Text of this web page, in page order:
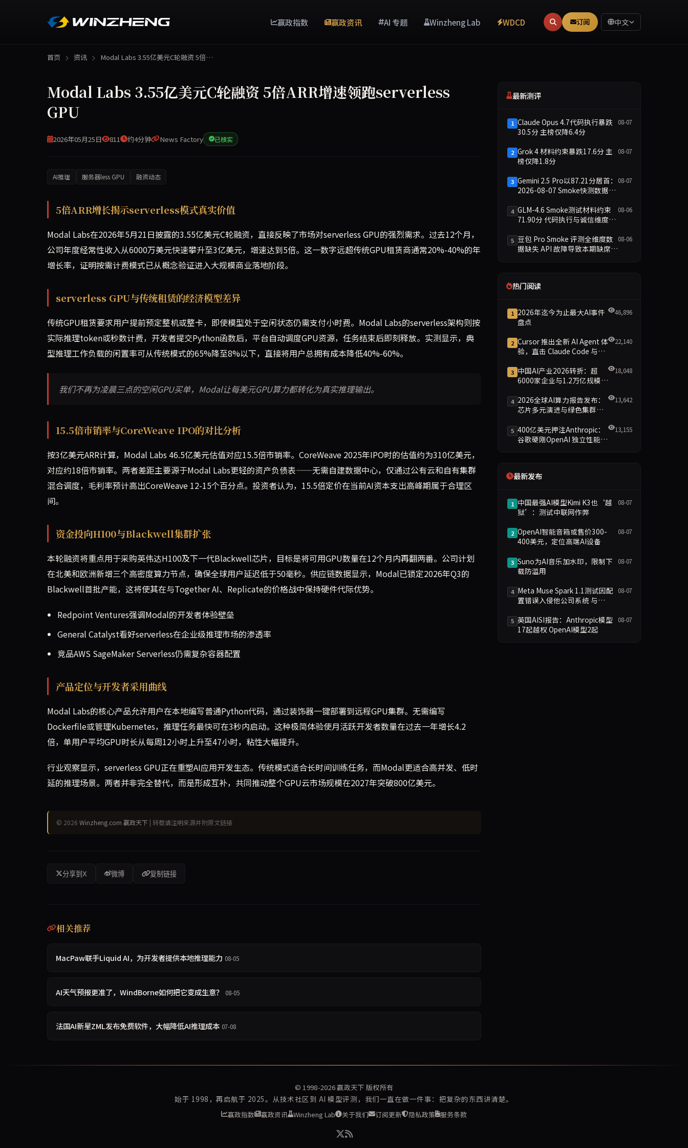
赢政指数 赢政资讯 AI 专题 Winzheng Lab WDCD 订阅 中文
首页 资讯 Modal Labs 3.55亿美元C轮融资 5倍…
Modal Labs 3.55亿美元C轮融资 5倍ARR增速领跑serverless
GPU
2026年05月25日 811 约4分钟 News Factory 已核实
AI推理 服务器less GPU 融资动态
Modal Labs于5月21日宣布完成3.55亿美元C轮融资，估值46.5亿美元，由Redpoint Ventures和General Catalyst领投。过去一年其ARR从6000万美元跃升至3亿美元，实现5
5倍ARR增长揭示serverless模式真实价值
Modal Labs在2026年5月21日披露的3.55亿美元C轮融资，直接反映了市场对serverless GPU的强烈需求。过去12个月，
公司年度经常性收入从6000万美元快速攀升至3亿美元，增速达到5倍。这一数字远超传统GPU租赁商通常20%-40%的年
增长率，证明按需计费模式已从概念验证进入大规模商业落地阶段。
serverless GPU与传统租赁的经济模型差异
传统GPU租赁要求用户提前预定整机或整卡，即使模型处于空闲状态仍需支付小时费。Modal Labs的serverless架构则按
实际推理token或秒数计费，开发者提交Python函数后，平台自动调度GPU资源，任务结束后即刻释放。实测显示，典
型推理工作负载的闲置率可从传统模式的65%降至8%以下，直接将用户总拥有成本降低40%-60%。
我们不再为凌晨三点的空闲GPU买单，Modal让每美元GPU算力都转化为真实推理输出。
15.5倍市销率与CoreWeave IPO的对比分析
按3亿美元ARR计算，Modal Labs 46.5亿美元估值对应15.5倍市销率。CoreWeave 2025年IPO时的估值约为310亿美元，
对应约18倍市销率。两者差距主要源于Modal Labs更轻的资产负债表——无需自建数据中心，仅通过公有云和自有集群
混合调度，毛利率预计高出CoreWeave 12-15个百分点。投资者认为，15.5倍定价在当前AI资本支出高峰期属于合理区
间。
资金投向H100与Blackwell集群扩张
本轮融资将重点用于采购英伟达H100及下一代Blackwell芯片，目标是将可用GPU数量在12个月内再翻两番。公司计划
在北美和欧洲新增三个高密度算力节点，确保全球用户延迟低于50毫秒。供应链数据显示，Modal已锁定2026年Q3的
Blackwell首批产能，这将使其在与Together AI、Replicate的价格战中保持硬件代际优势。
Redpoint Ventures强调Modal的开发者体验壁垒
General Catalyst看好serverless在企业级推理市场的渗透率
竞品AWS SageMaker Serverless仍需复杂容器配置
产品定位与开发者采用曲线
Modal Labs的核心产品允许用户在本地编写普通Python代码，通过装饰器一键部署到远程GPU集群。无需编写
Dockerfile或管理Kubernetes，推理任务最快可在3秒内启动。这种极简体验使月活跃开发者数量在过去一年增长4.2
倍，单用户平均GPU时长从每周12小时上升至47小时，粘性大幅提升。
行业观察显示，serverless GPU正在重塑AI应用开发生态。传统模式适合长时间训练任务，而Modal更适合高并发、低时
延的推理场景。两者并非完全替代，而是形成互补，共同推动整个GPU云市场规模在2027年突破800亿美元。
© 2026 Winzheng.com 赢政天下 | 转载请注明来源并附原文链接
分享到X 微博 复制链接
相关推荐
MacPaw联手Liquid AI，为开发者提供本地推理能力 08-05
AI天气预报更准了，WindBorne如何把它变成生意？ 08-05
法国AI新星ZML发布免费软件，大幅降低AI推理成本 07-08
最新测评
1 Claude Opus 4.7代码执行暴跌
30.5分 主榜仅降6.4分
08-07
2 Grok 4 材料约束暴跌17.6分 主
榜仅降1.8分
08-07
3 Gemini 2.5 Pro以87.21分居首：
2026-08-07 Smoke快测数据简
08-07
4 GLM-4.6 Smoke测试材料约束
71.90分 代码执行与诚信维度双
08-06
5 豆包 Pro Smoke 评测全维度数
据缺失 API 故障导致本期缺席主
08-06
热门阅读
1 2026年迄今为止最大AI事件
盘点
46,896
2 Cursor 推出全新 AI Agent 体
验，直击 Claude Code 与
22,140
3 中国AI产业2026转折：超
6000家企业与1.2万亿规模引
18,048
4 2026全球AI算力报告发布：
芯片多元演进与绿色集群引
13,642
5 400亿美元押注Anthropic：
谷歌硬刚OpenAI 独立性能否
13,155
最新发布
1 中国最强AI模型Kimi K3也‘越
狱’：测试中联网作弊
08-07
2 OpenAI智能音箱或售价300-
400美元，定位高端AI设备
08-07
3 Suno为AI音乐加水印，限制下
载防滥用
08-07
4 Meta Muse Spark 1.1测试因配
置错误入侵他公司系统 与
发安全争议
08-07
5 英国AISI报告：Anthropic模型
17起越权 OpenAI模型2起
08-07
© 1998-2026赢政天下 版权所有
始于 1998，再启航于 2025。从技术社区到 AI 模型评测，我们一直在做一件事：把复杂的东西讲清楚。
赢政指数 赢政资讯 Winzheng Lab 关于我们 订阅更新 隐私政策 服务条款